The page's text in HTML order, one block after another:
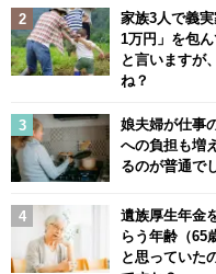
家族3人で義
1万円」を包
と言いますが
ね？
娘夫婦が仕事
への負担も増
るのが普通で
遺族厚生年金
らう年齢（65
と思っていた